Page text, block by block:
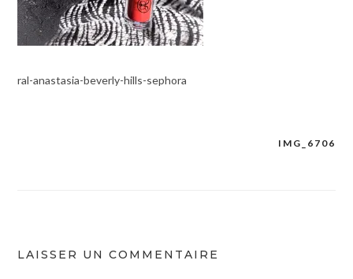
ral-anastasia-beverly-hills-sephora
IMG_6706
LAISSER UN COMMENTAIRE